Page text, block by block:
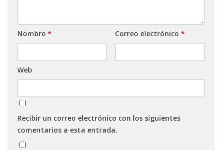
Nombre * Correo electrónico *
Web
Recibir un correo electrónico con los siguientes
comentarios a esta entrada.